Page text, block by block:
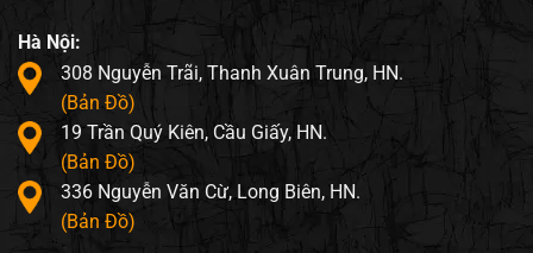
Hà Nội:
308 Nguyễn Trãi, Thanh Xuân Trung, HN.
(Bản Đồ)
19 Trần Quý Kiên, Cầu Giấy, HN.
(Bản Đồ)
336 Nguyễn Văn Cừ, Long Biên, HN.
(Bản Đồ)